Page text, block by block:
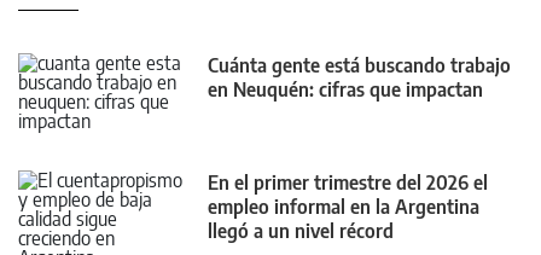
Cuánta gente está buscando trabajo
en Neuquén: cifras que impactan
En el primer trimestre del 2026 el
empleo informal en la Argentina
llegó a un nivel récord